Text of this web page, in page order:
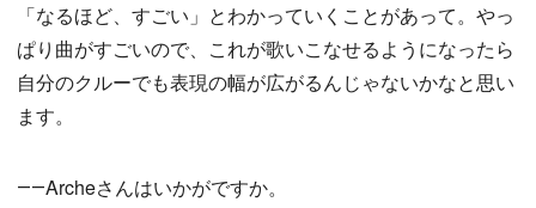
「なるほど、すごい」とわかっていくことがあって。やっ
ぱり曲がすごいので、これが歌いこなせるようになったら
自分のクルーでも表現の幅が広がるんじゃないかなと思い
ます。
――Archeさんはいかがですか。